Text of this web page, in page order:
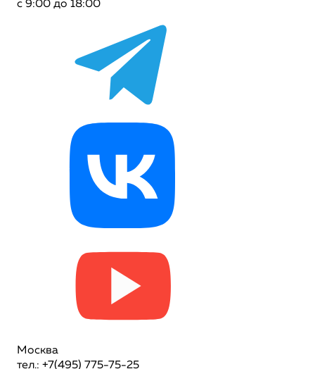
с 9:00 до 18:00
Москва
тел.: +7(495) 775-75-25